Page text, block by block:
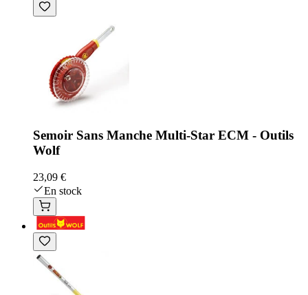
Semoir Sans Manche Multi-Star ECM - Outils
Wolf
23,09 €
En stock